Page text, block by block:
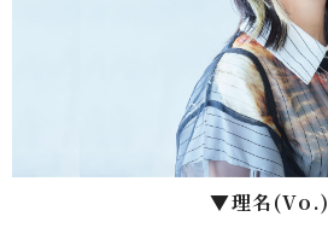
▼理名(Vo.)